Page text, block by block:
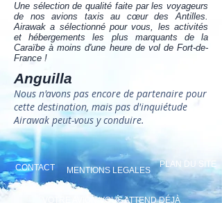
Une sélection de qualité faite par les voyageurs
de nos avions taxis au cœur des Antilles.
Airawak a sélectionné pour vous, les activités
et hébergements les plus marquants de la
Caraïbe à moins d'une heure de vol de Fort-de-
France !
Anguilla
Nous n'avons pas encore de partenaire pour
cette destination, mais pas d'inquiétude
Airawak peut-vous y conduire.
MENTIONS LEGALES
CONTACT
VOTRE AVION VOUS ATTEND DÉJÀ
PLAN DU SITE